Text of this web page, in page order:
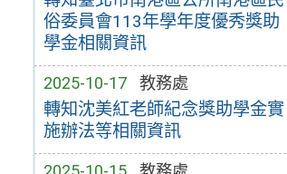
俗委員會113年學年度優秀獎助
學金相關資訊
2025-10-17 教務處
轉知沈美紅老師紀念獎助學金實
施辦法等相關資訊